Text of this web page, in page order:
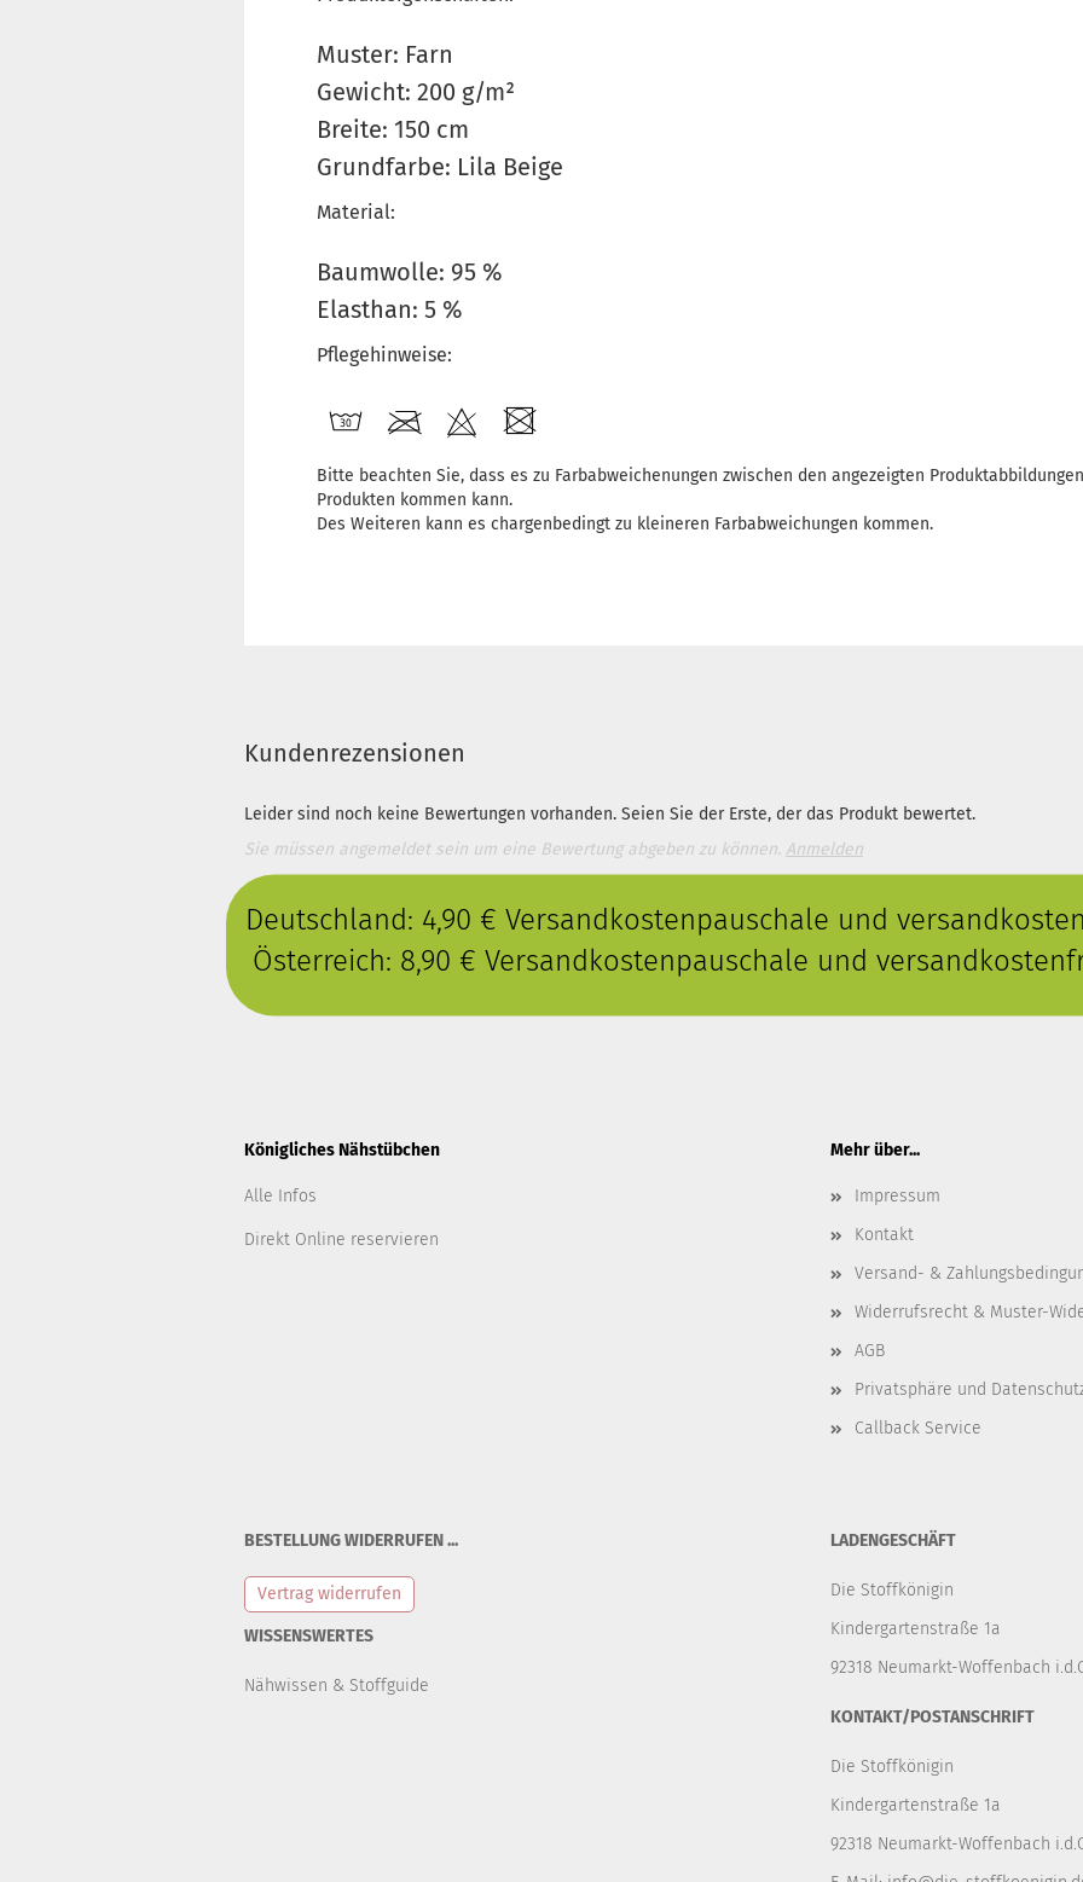
Muster: Farn
Gewicht: 200 g/m²
Breite: 150 cm
Grundfarbe: Lila Beige
Material:
Baumwolle: 95 %
Elasthan: 5 %
Pflegehinweise:
Bitte beachten Sie, dass es zu Farbabweichenungen zwischen den angezeigten
Produkten kommen kann.
Des Weiteren kann es chargenbedingt zu kleineren Farbabweichungen kommen.
Kundenrezensionen
Leider sind noch keine Bewertungen vorhanden. Seien Sie der Erste, der das Produkt bewertet.
Sie müssen angemeldet sein um eine Bewertung abgeben zu können. Anmelden
Deutschland: 4,90 € Versandkostenpauschale und
Österreich: 8,90 € Versandkostenpauschale und
Königliches Nähstübchen
Alle Infos
Direkt Online reservieren
Mehr über...
Impressum
Kontakt
Versand- &
Widerrufsrecht & Muster-
AGB
Privatsphäre und
Callback Service
BESTELLUNG WIDERRUFEN ...
Vertrag widerrufen
WISSENSWERTES
Nähwissen & Stoffguide
LADENGESCHÄFT
Die Stoffkönigin
Kindergartenstraße 1a
92318 Neumarkt-Woffenbach
KONTAKT/POSTANSCHRIFT
Die Stoffkönigin
Kindergartenstraße 1a
92318 Neumarkt-Woffenbach